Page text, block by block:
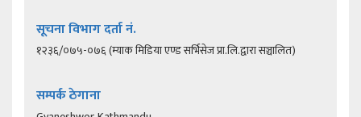
सूचना विभाग दर्ता नं.
१२३६/०७५-०७६ (म्याक मिडिया एण्ड सर्भिसेज प्रा.लि.द्वारा सञ्चालित)
सम्पर्क ठेगाना